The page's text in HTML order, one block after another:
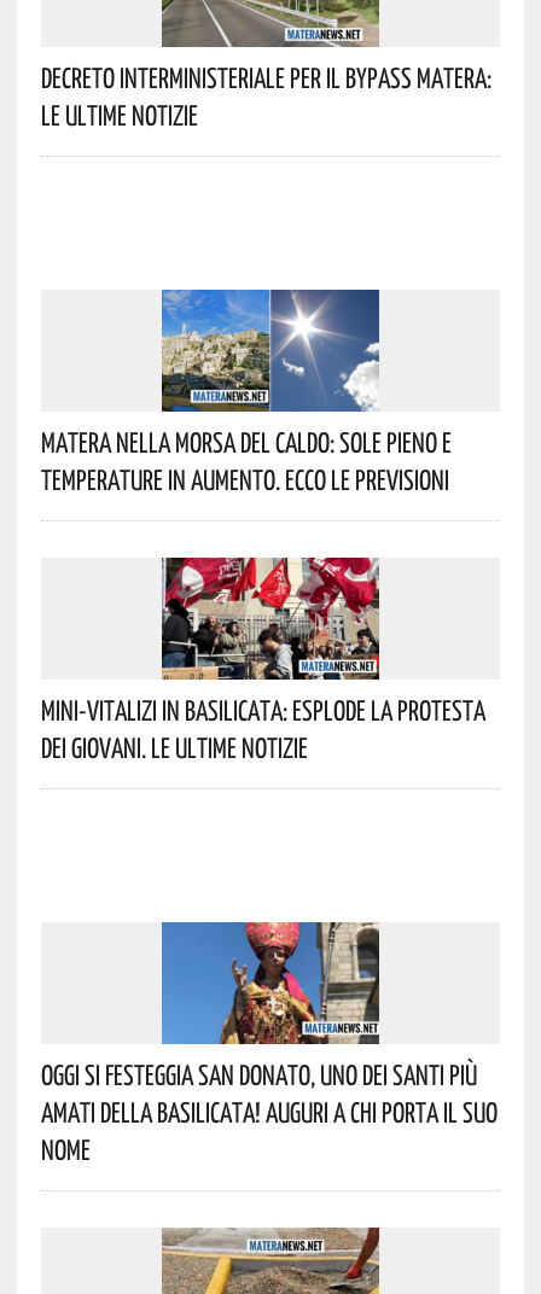
Decreto Interministeriale Per Il Bypass Matera:
Le Ultime Notizie
Matera Nella Morsa Del Caldo: Sole Pieno E
Temperature In Aumento. Ecco Le Previsioni
Mini-Vitalizi In Basilicata: Esplode La Protesta
Dei Giovani. Le Ultime Notizie
Oggi Si Festeggia San Donato, Uno Dei Santi Più
Amati Della Basilicata! Auguri A Chi Porta Il Suo
Nome